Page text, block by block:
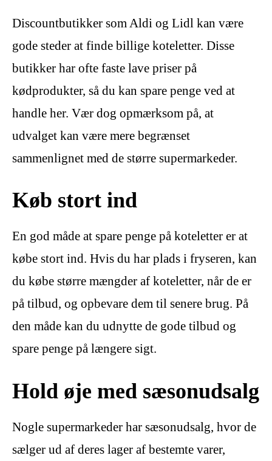
Discountbutikker som Aldi og Lidl kan være
gode steder at finde billige koteletter. Disse
butikker har ofte faste lave priser på
kødprodukter, så du kan spare penge ved at
handle her. Vær dog opmærksom på, at
udvalget kan være mere begrænset
sammenlignet med de større supermarkeder.
Køb stort ind
En god måde at spare penge på koteletter er at
købe stort ind. Hvis du har plads i fryseren, kan
du købe større mængder af koteletter, når de er
på tilbud, og opbevare dem til senere brug. På
den måde kan du udnytte de gode tilbud og
spare penge på længere sigt.
Hold øje med sæsonudsalg
Nogle supermarkeder har sæsonudsalg, hvor de
sælger ud af deres lager af bestemte varer,